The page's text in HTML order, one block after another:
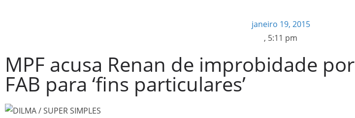
janeiro 19, 2015
, 5:11 pm
MPF acusa Renan de improbidade
FAB para ‘fins particulares’